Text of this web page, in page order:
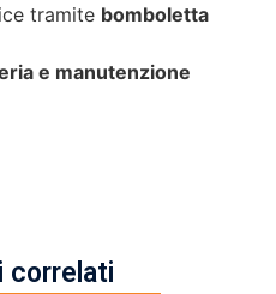
tramite bomboletta
e manutenzione
correlati